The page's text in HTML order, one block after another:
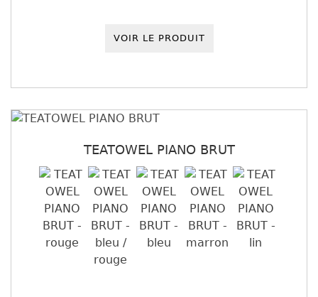
VOIR LE PRODUIT
TEATOWEL PIANO BRUT